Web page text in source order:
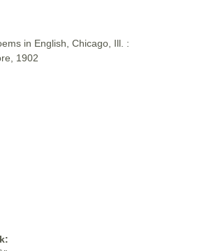
in English, Chicago, Ill. :
1902